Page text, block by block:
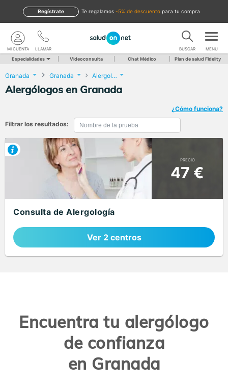
te regalamos -5% de descuento para tu compra
Regístrate
LLAMAR
MI CUENTA BUSCAR MENU
Especialidades Videoconsulta Chat Médico Plan de salud Fidelity
Granada Granada Alergología
Alergólogos en Granada
¿Cómo funciona?
Filtrar los resultados:
PRECIO
47 €
Consulta de Alergología
Ver 2 centros
Encuentra tu alergólogo
de confianza
en Granada